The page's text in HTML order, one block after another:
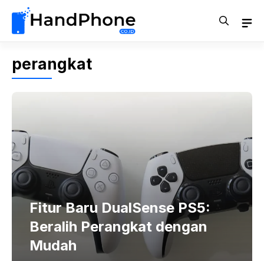
Langsung
perangkat
Fitur Baru DualSense PS5:
Beralih Perangkat dengan
Mudah